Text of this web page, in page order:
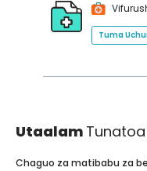
Tuma
Utaalam Tunatoa
Chaguo za matibabu za